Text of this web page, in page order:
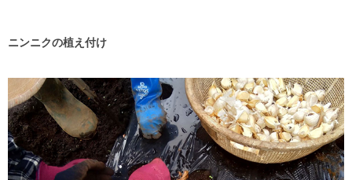
ニンニクの植え付け